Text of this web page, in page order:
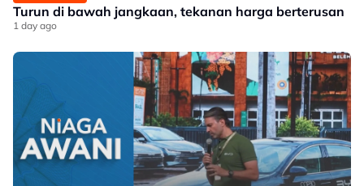
Turun di bawah jangkaan, tekanan harga berterusan
1 day ago